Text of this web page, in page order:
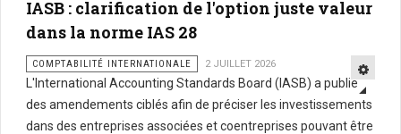
IASB : clarification de l'option juste valeur
dans la norme IAS 28
COMPTABILITÉ INTERNATIONALE 2 JUILLET 2026
L'International Accounting Standards Board (IASB) a publié
des amendements ciblés afin de préciser les investissements
dans des entreprises associées et coentreprises pouvant être